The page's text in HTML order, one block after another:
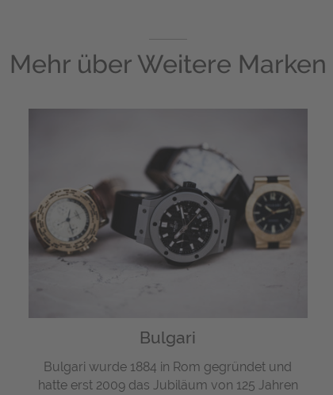
Mehr über Weitere Marken
Bulgari
Bulgari wurde 1884 in Rom gegründet und
hatte erst 2009 das Jubiläum von 125 Jahren